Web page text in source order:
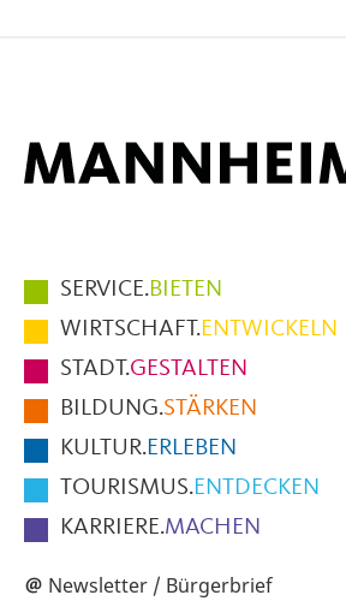
Hauptmenüpunkte
im
Fußbereich
der
Seite
SERVICE.BIETEN
WIRTSCHAFT.ENTWICKELN
STADT.GESTALTEN
BILDUNG.STÄRKEN
KULTUR.ERLEBEN
TOURISMUS.ENTDECKEN
KARRIERE.MACHEN
Newsletter / Bürgerbrief